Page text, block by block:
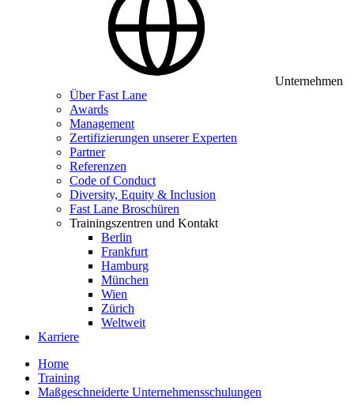
Unternehmen
Über Fast Lane
Awards
Management
Zertifizierungen unserer Experten
Partner
Referenzen
Code of Conduct
Diversity, Equity & Inclusion
Fast Lane Broschüren
Trainingszentren und Kontakt
Berlin
Frankfurt
Hamburg
München
Wien
Zürich
Weltweit
Karriere
Home
Training
Maßgeschneiderte Unternehmensschulungen